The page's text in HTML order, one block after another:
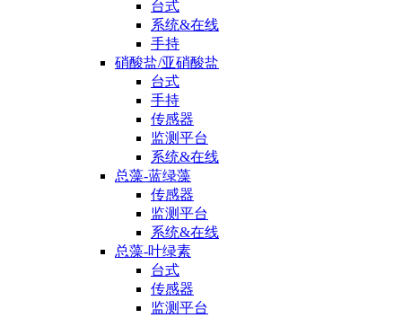
台式
系统&在线
手持
硝酸盐/亚硝酸盐
台式
手持
传感器
监测平台
系统&在线
总藻-蓝绿藻
传感器
监测平台
系统&在线
总藻-叶绿素
台式
传感器
监测平台